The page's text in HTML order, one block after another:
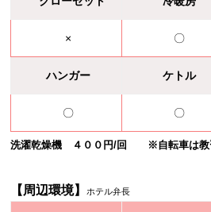
× 〇
ハンガー ケトル
〇 〇
洗濯乾燥機 ４００円/回 ※自転車は教
【周辺環境】 ホテル弁長